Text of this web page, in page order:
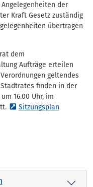
der
Kraft Gesetz zuständig
übertragen
dem
Aufträge erteilen
geltendes
finden in der
16.00 Uhr, im
Sitzungsplan